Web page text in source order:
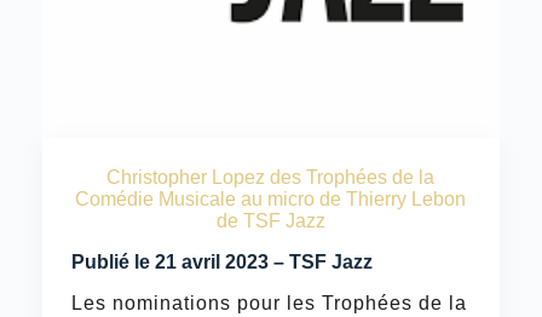
Christopher Lopez des Trophées de la
Comédie Musicale au micro de Thierry Lebon
de TSF Jazz
Publié le 21 avril 2023 – TSF Jazz
Les nominations pour les Trophées de la